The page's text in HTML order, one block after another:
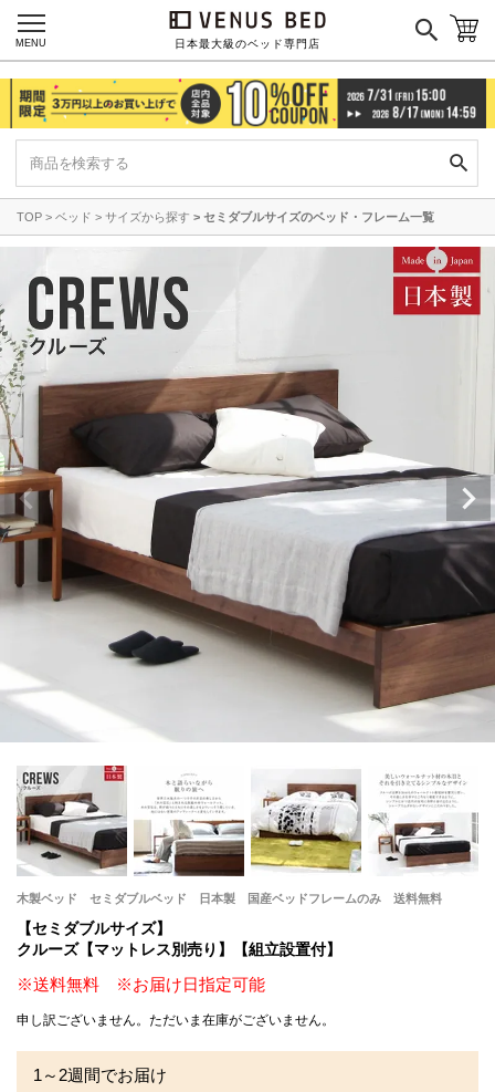
日本最大級のベッド専門店
MENU
TOP ベッド サイズから探す セミダブルサイズのベッド・フレーム一覧
木製ベッド セミダブルベッド 日本製 国産ベッドフレームのみ 送料無料
【セミダブルサイズ】
クルーズ【マットレス別売り】【組立設置付】
※送料無料 ※お届け日指定可能
申し訳ございません。ただいま在庫がございません。
1～2週間でお届け